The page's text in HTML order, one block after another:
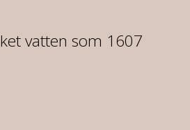
vatten som 1607